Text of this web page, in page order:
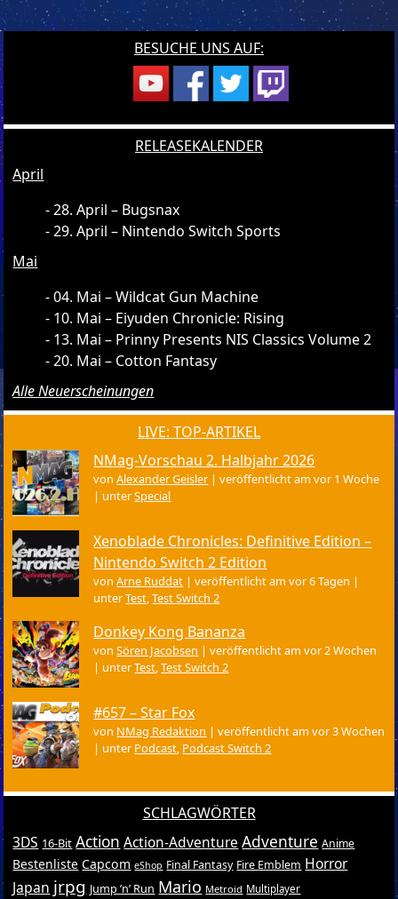
BESUCHE UNS AUF:
RELEASEKALENDER
April
28. April – Bugsnax
29. April – Nintendo Switch Sports
Mai
04. Mai – Wildcat Gun Machine
10. Mai – Eiyuden Chronicle: Rising
13. Mai – Prinny Presents NIS Classics Volume 2
20. Mai – Cotton Fantasy
Alle Neuerscheinungen
LIVE: TOP-ARTIKEL
NMag-Vorschau 2. Halbjahr 2026
vonAlexander Geisler |veröffentlicht am vor 1 Woche
| unterSpecial
Xenoblade Chronicles: Definitive Edition –
Nintendo Switch 2 Edition
vonArne Ruddat |veröffentlicht am vor 6 Tagen |
unterTest,Test Switch 2
Donkey Kong Bananza
vonSören Jacobsen |veröffentlicht am vor 2 Wochen
| unterTest,Test Switch 2
#657 – Star Fox
von NMag Redaktion |veröffentlicht am vor 3 Wochen
| unter Podcast, Podcast Switch 2
SCHLAGWÖRTER
3DS 16-Bit Action Action-Adventure Adventure Anime
Bestenliste Capcom eShop Final Fantasy Fire Emblem Horror
Japan jrpg Jump ’n’ Run Mario Metroid Multiplayer